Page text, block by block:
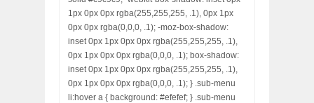
1px 0px 0px rgba(255,255,255, .1), 0px 1px
0px 0px rgba(0,0,0, .1); -moz-box-shadow:
inset 0px 1px 0px 0px rgba(255,255,255, .1),
0px 1px 0px 0px rgba(0,0,0, .1); box-shadow:
inset 0px 1px 0px 0px rgba(255,255,255, .1),
0px 1px 0px 0px rgba(0,0,0, .1); } .sub-menu
li:hover a { background: #efefef; } .sub-menu